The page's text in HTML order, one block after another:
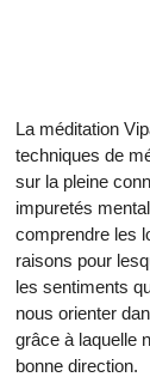
La méditation
techniques de
sur la pleine
impuretés
comprendre les
raisons pour
les sentiments
nous orienter
grâce à laquelle
bonne direction.